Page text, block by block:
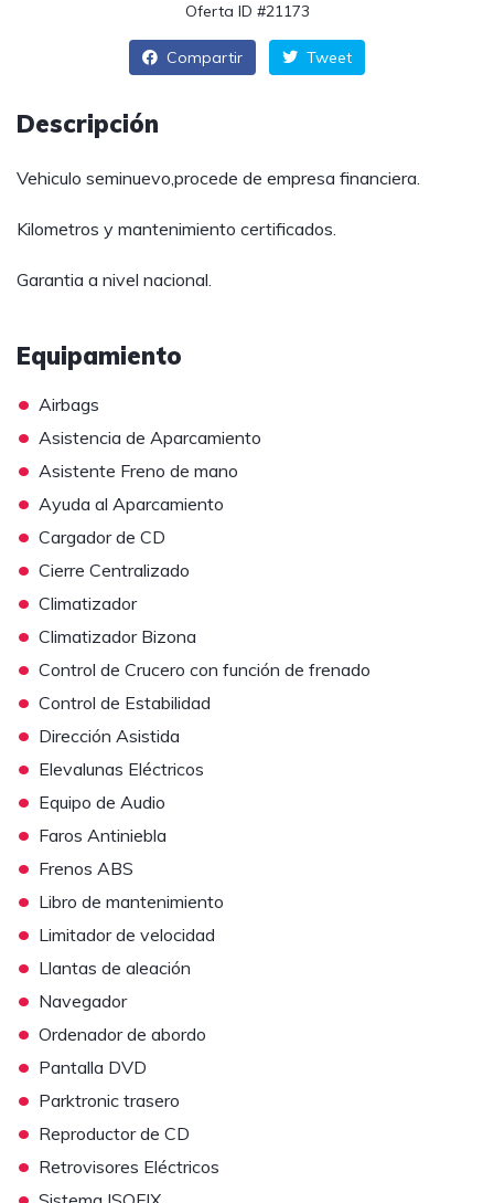
Oferta ID #21173
Compartir Tweet
Descripción
Vehiculo seminuevo,procede de empresa financiera.
Kilometros y mantenimiento certificados.
Garantia a nivel nacional.
Equipamiento
• Airbags
• Asistencia de Aparcamiento
• Asistente Freno de mano
• Ayuda al Aparcamiento
• Cargador de CD
• Cierre Centralizado
• Climatizador
• Climatizador Bizona
• Control de Crucero con función de frenado
• Control de Estabilidad
• Dirección Asistida
• Elevalunas Eléctricos
• Equipo de Audio
• Faros Antiniebla
• Frenos ABS
• Libro de mantenimiento
• Limitador de velocidad
• Llantas de aleación
• Navegador
• Ordenador de abordo
• Pantalla DVD
• Parktronic trasero
• Reproductor de CD
• Retrovisores Eléctricos